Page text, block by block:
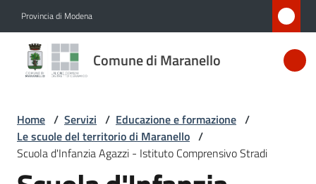
Provincia di Modena
Comune di Maranello
Comune
di
Amministrazione
Home / Servizi / Educazione e formazione /
Le scuole del territorio di Maranello /
Scuola d'Infanzia Agazzi - Istituto Comprensivo Stradi